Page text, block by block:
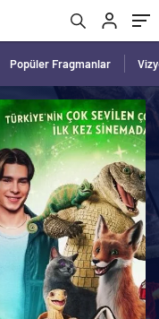
Popüler Fragmanlar